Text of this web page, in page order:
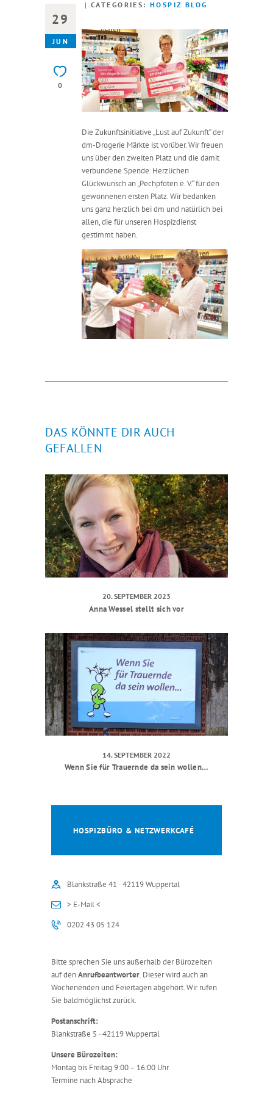
29
JUN
0
CATEGORIES:HOSPIZ BLOG
Die Zukunftsinitiative „Lust auf Zukunft“ der
dm-Drogerie Märkte ist vorüber. Wir freuen
uns über den zweiten Platz und die damit
verbundene Spende. Herzlichen
Glückwunsch an „Pechpfoten e. V.“ für den
gewonnenen ersten Platz. Wir bedanken
uns ganz herzlich bei dm und natürlich bei
allen, die für unseren Hospizdienst
gestimmt haben.
DAS KÖNNTE DIR AUCH
GEFALLEN
20. SEPTEMBER 2023
Anna Wessel stellt sich vor
14. SEPTEMBER 2022
Wenn Sie für Trauernde da sein wollen…
HOSPIZBÜRO & NETZWERKCAFÉ
Blankstraße 41 · 42119 Wuppertal
> E-Mail <
0202 43 05 124
Bitte sprechen Sie uns außerhalb der Bürozeiten
auf denAnrufbeantworter. Dieser wird auch an
Wochenenden und Feiertagen abgehört. Wir rufen
Sie baldmöglichst zurück.
Postanschrift:
Blankstraße 5 · 42119 Wuppertal
Unsere Bürozeiten:
Montag bis Freitag 9:00 – 16:00 Uhr
Termine nach Absprache